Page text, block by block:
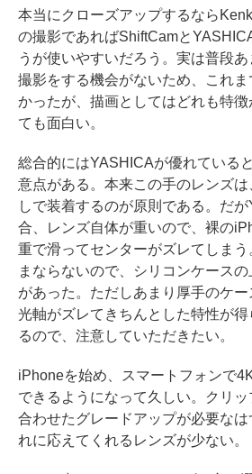
本当にクローズアップするなら
の撮影であればShiftCamと
うが使いやすいだろう。実は普段
撮影をする機会がないため、これ
かったが、描画としてはどれも特
ても面白い。
総合的にはYASHICAが優れている
意点がある。本来この手のレンズ
しで装着するのが原則である。だ
合、レンズ自体が重いので、裸の
重で滑ってセンターがズレてしまう
まならないので、シリコンケース
があった。ただしあまり厚手のケー
光軸がズレてきちんとした特性が
るので、注意していただきたい。
iPhoneを始め、スマートフォンで
できるようになって久しい。クリ
合わせたグレードアップが必要な
れに応えてくれるレンズが少ない。